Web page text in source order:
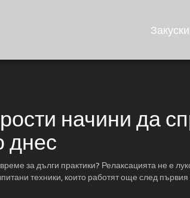
начини да
днес
за дълги практики? Релаксацията не е
техники, които работят още след